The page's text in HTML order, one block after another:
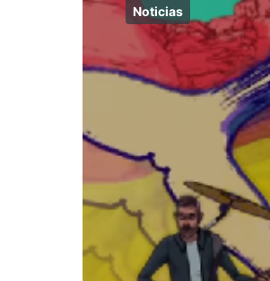
Noticias